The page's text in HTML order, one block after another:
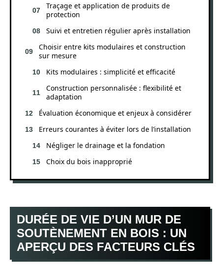
Traçage et application de produits de
protection
Suivi et entretien régulier après installation
Choisir entre kits modulaires et construction
sur mesure
Kits modulaires : simplicité et efficacité
Construction personnalisée : flexibilité et
adaptation
Évaluation économique et enjeux à considérer
Erreurs courantes à éviter lors de l’installation
Négliger le drainage et la fondation
Choix du bois inapproprié
DURÉE DE VIE D’UN MUR DE
SOUTÈNEMENT EN BOIS : UN
APERÇU DES FACTEURS CLÉS